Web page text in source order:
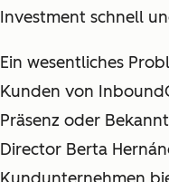
Investment schnell
Ein wesentliches
Kunden von
Präsenz oder
Director Berta